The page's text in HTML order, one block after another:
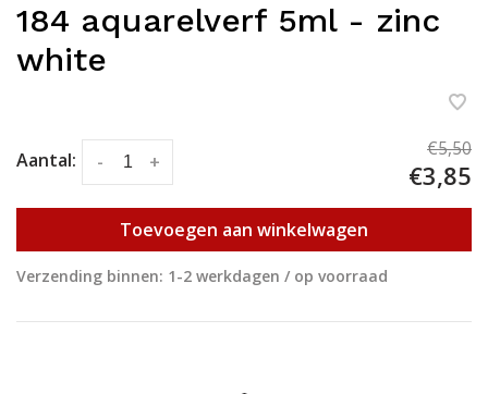
184 aquarelverf 5ml - zinc
white
Aantal: +
-
€5,50
€3,85
Toevoegen aan winkelwagen
Verzending binnen: 1-2 werkdagen / op voorraad